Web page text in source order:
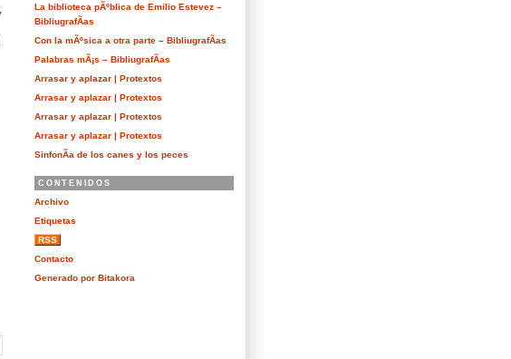
La biblioteca pÃºblica de Emilio Estevez –
BibliugrafÃ­as
Con la mÃºsica a otra parte – BibliugrafÃ­as
Palabras mÃ¡s – BibliugrafÃ­as
Arrasar y aplazar | Protextos
Arrasar y aplazar | Protextos
Arrasar y aplazar | Protextos
Arrasar y aplazar | Protextos
SinfonÃ­a de los canes y los peces
CONTENIDOS
Archivo
Etiquetas
RSS
Contacto
Generado por Bitakora